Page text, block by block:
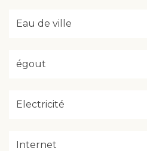
Eau de ville
égout
Electricité
Internet